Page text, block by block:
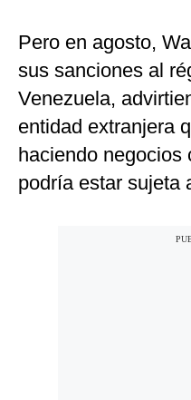
Pero en agosto,
sus sanciones al
Venezuela,
entidad extranjera
haciendo negocios
podría estar sujeta